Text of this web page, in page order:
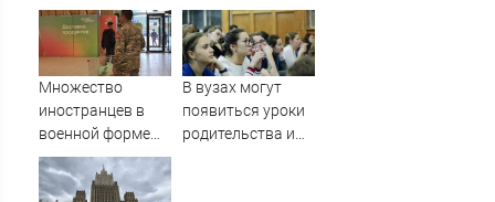
Тверь новости.
Новос
подешевеет до 40
рублей
выпал из лодки в
Катунь и пропал
Множество
иностранцев в
военной форме
замечено в
Мурманске
В вузах могут
появиться уроки
родительства и